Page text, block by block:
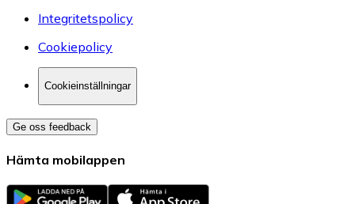
Integritetspolicy
Cookiepolicy
Cookieinställningar
Ge oss feedback
Hämta mobilappen